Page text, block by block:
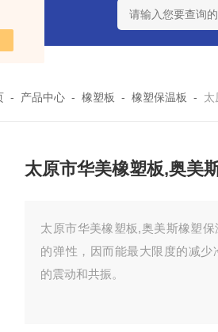
- 产品中心 -橡塑板 -橡塑保温板 - 太
太原市华美橡塑板,奥美
太原市华美橡塑板,奥美斯橡塑
的弹性，因而能最大限度的减
的震动和共振。